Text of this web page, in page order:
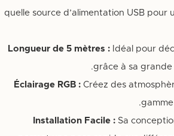
quelle source d’alimentation USB pour
Longueur de 5 mètres : Idéal pour
grâce à sa grande
Éclairage RGB : Créez des
Installation Facile : Sa